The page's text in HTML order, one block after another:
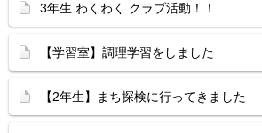
3年生 わくわく クラブ活動！！
【学習室】調理学習をしました
【2年生】まち探検に行ってきました